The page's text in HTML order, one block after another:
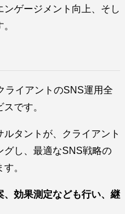
ゲージメント向上、そし
ライアントのSNS運用全
です。
タントが、クライアント
グし、最適なSNS戦略の
。
効果測定なども行い、継